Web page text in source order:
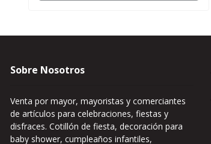
Sobre Nosotros
Venta por mayor, mayoristas y comerciantes
de artículos para celebraciones, fiestas y
disfraces. Cotillón de fiesta, decoración para
baby shower, cumpleaños infantiles,